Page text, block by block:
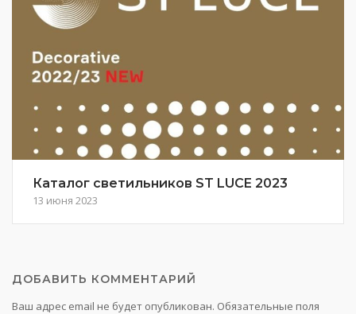
Каталог светильников ST LUCE 2023
13 июня 2023
ДОБАВИТЬ КОММЕНТАРИЙ
Ваш адрес email не будет опубликован. Обязательные поля